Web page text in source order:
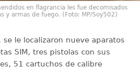
en flagrancia les fue decomisados
y armas de fuego. (Foto: MP/Soy502)
se le localizaron nueve aparatos
SIM, tres pistolas con sus
51 cartuchos de calibre